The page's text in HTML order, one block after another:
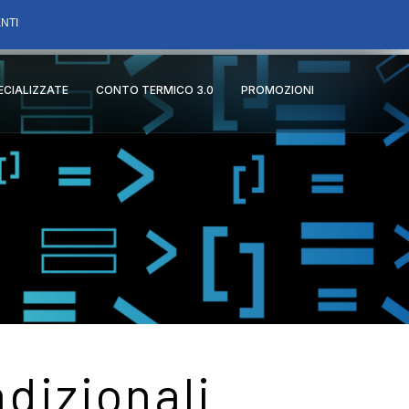
CONTO TERMICO 3.0 PROMOZIONI